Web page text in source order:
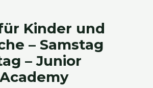
Kinder und
– Samstag
– Junior